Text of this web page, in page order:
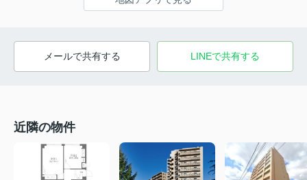
メールで共有する LINEで共有する
近隣の物件